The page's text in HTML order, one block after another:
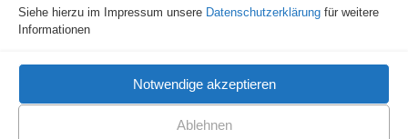
Siehe hierzu im Impressum unsere Datenschutzerklärung für weitere
Informationen
Notwendige akzeptieren
Ablehnen
Dennoch muss ich Sie auf folgende rechtliche Hinweise aufmerksam
machen:Dieses Informationsangebot dient ausschließlich Ihrer Information
und ersetzt in keinem Fall eine persönliche Beratung, Untersuchung oder
verwendet werden. Die Inhalte dienen ausschließlich der Hilfe zur
Selbsthilfe bei Wohlfühlstörungen. Eine Behandlung von Krankheiten im
darauf hin, dass ich mit meinen Inhalten keine Erfolgszusagen mache.
Wenn diese Inhalte fälschlicherweise den Eindruck erwecken sollten, dass